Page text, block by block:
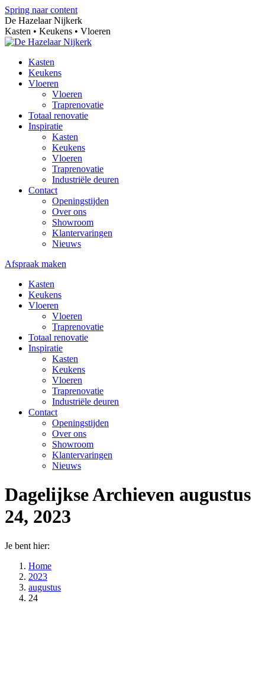
Spring naar content
De Hazelaar Nijkerk
Kasten • Keukens • Vloeren
Kasten
Keukens
Vloeren
Vloeren
Traprenovatie
Totaal renovatie
Inspiratie
Kasten
Keukens
Vloeren
Traprenovatie
Industriële deuren
Contact
Openingstijden
Over ons
Showroom
Klantervaringen
Nieuws
Afspraak maken
Kasten
Keukens
Vloeren
Vloeren
Traprenovatie
Totaal renovatie
Inspiratie
Kasten
Keukens
Vloeren
Traprenovatie
Industriële deuren
Contact
Openingstijden
Over ons
Showroom
Klantervaringen
Nieuws
Dagelijkse Archieven augustus
24, 2023
Je bent hier:
Home
2023
augustus
24